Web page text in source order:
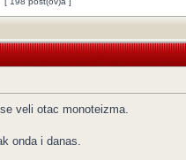
veli otac monoteizma.
onda i danas.